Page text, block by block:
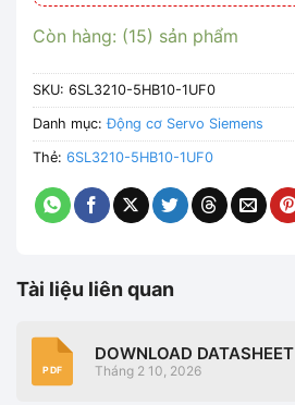
Còn hàng: (15) sản phẩm
SKU: 6SL3210-5HB10-1UF0
Danh mục:Động cơ Servo Siemens
Thẻ: 6SL3210-5HB10-1UF0
Tài liệu liên quan
PDF
DOWNLOAD DATASHEET
Tháng 2 10, 2026